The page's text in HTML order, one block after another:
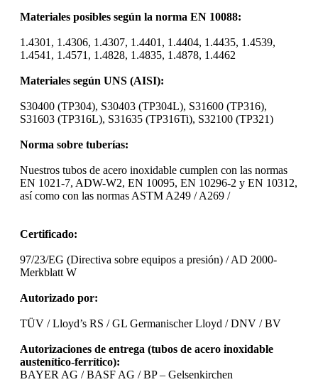
Materiales posibles según la norma EN 10088:
1.4301, 1.4306, 1.4307, 1.4401, 1.4404, 1.4435, 1.4539,
1.4541, 1.4571, 1.4828, 1.4835, 1.4878, 1.4462
Materiales según UNS (AISI):
S30400 (TP304), S30403 (TP304L), S31600 (TP316),
S31603 (TP316L), S31635 (TP316Ti), S32100 (TP321)
Norma sobre tuberías:
Nuestros tubos de acero inoxidable cumplen con las normas
EN 1021-7, ADW-W2, EN 10095, EN 10296-2 y EN 10312,
así como con las normas ASTM A249 / A269 /
Certificado:
97/23/EG (Directiva sobre equipos a presión) / AD 2000-
Merkblatt W
Autorizado por:
TÜV / Lloyd’s RS / GL Germanischer Lloyd / DNV / BV
Autorizaciones de entrega (tubos de acero inoxidable
austenítico-ferrítico):
BAYER AG / BASF AG / BP – Gelsenkirchen